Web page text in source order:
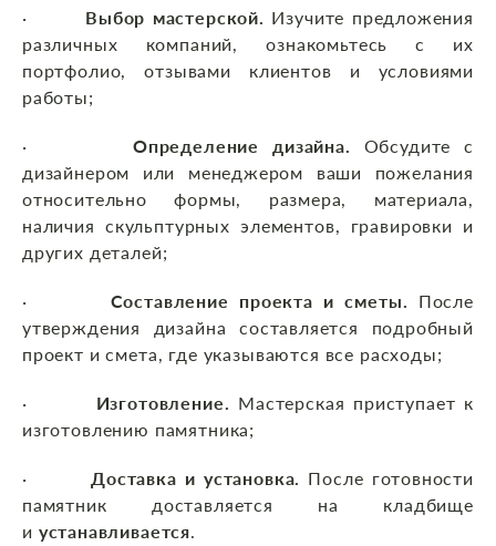
· Выбор мастерской. Изучите предложения
различных компаний, ознакомьтесь с их
портфолио, отзывами клиентов и условиями
работы;
· Определение дизайна. Обсудите с
дизайнером или менеджером ваши пожелания
относительно формы, размера, материала,
наличия скульптурных элементов, гравировки и
других деталей;
· Составление проекта и сметы. После
утверждения дизайна составляется подробный
проект и смета, где указываются все расходы;
· Изготовление. Мастерская приступает к
изготовлению памятника;
· Доставка и установка. После готовности
памятник доставляется на кладбище
и устанавливается.